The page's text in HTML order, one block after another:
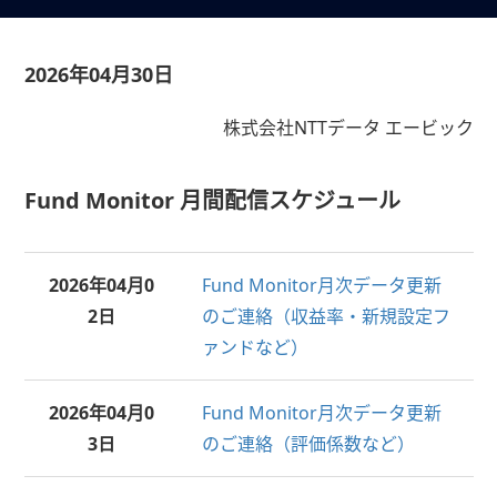
2026年04月30日
株式会社NTTデータ エービック
Fund Monitor 月間配信スケジュール
2026年04月0
2日
Fund Monitor月次データ更新
のご連絡（収益率・新規設定フ
ァンドなど）
2026年04月0
3日
Fund Monitor月次データ更新
のご連絡（評価係数など）